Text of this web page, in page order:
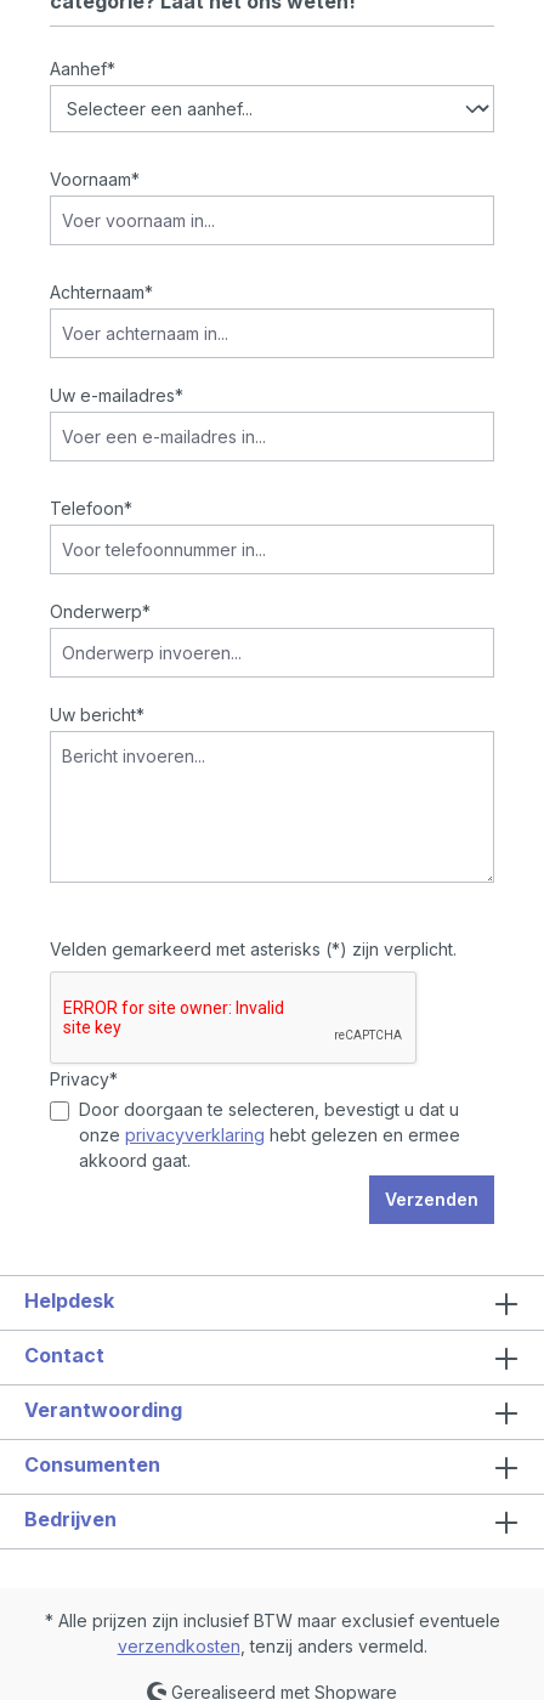
Aanhef*
Voornaam*
Achternaam*
Uw e-mailadres*
Telefoon*
Onderwerp*
Uw bericht*
Velden gemarkeerd met asterisks (*) zijn verplicht.
Privacy*
Door doorgaan te selecteren, bevestigt u dat u
onze privacyverklaring hebt gelezen en ermee
akkoord gaat.
Verzenden
Helpdesk
Contact
Verantwoording
Consumenten
Bedrijven
* Alle prijzen zijn inclusief BTW maar exclusief eventuele
verzendkosten , tenzij anders vermeld.
Gerealiseerd met Shopware